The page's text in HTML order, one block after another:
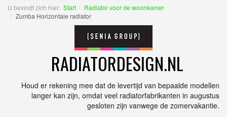
U bevindt zich hier: Start
Radiator voor de woonkamer
Zumba Horizontale radiator
RADIATORDESIGN.NL
Houd er rekening mee dat de levertijd van bepaalde modellen
langer kan zijn, omdat veel radiatorfabrikanten in augustus
gesloten zijn vanwege de zomervakantie.